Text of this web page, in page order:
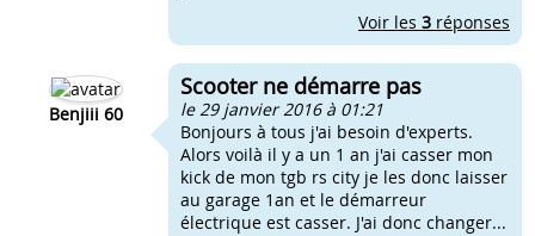
Voir les 3 réponses
Benjiii 60
Scooter ne démarre pas
le 29 janvier 2016 à 01:21
Bonjours à tous j'ai besoin d'experts.
Alors voilà il y a un 1 an j'ai casser mon
kick de mon tgb rs city je les donc laisser
au garage 1an et le démarreur
électrique est casser. J'ai donc changer...